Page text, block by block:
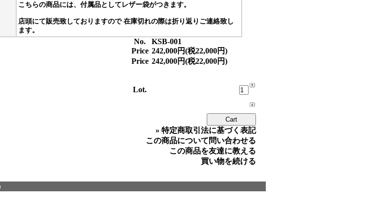
こちらの商品には、付属品としてレザー袋がつきます。
店頭にて販売致しておりますので 在庫切れの際は折り返りご連絡致し
ます。
No.
KSB-001
Price 242,000円(税22,000円)
Price 242,000円(税22,000円)
Lot.
» 特定商取引法に基づく表記
この商品について問い合わせる
この商品を友達に教える
買い物を続ける